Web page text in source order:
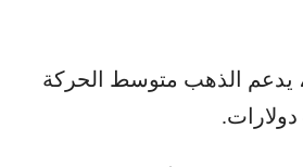
يدعم الذهب متوسط ​​الحركة